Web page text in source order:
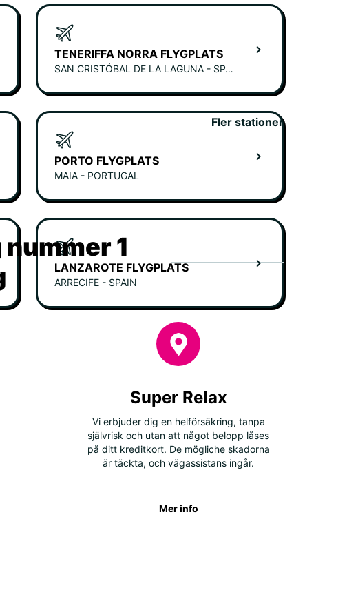
TENERIFFA NORRA FLYGPLATS
SAN CRISTÓBAL DE LA LAGUNA - SPAIN
PORTO FLYGPLATS
MAIA - PORTUGAL
LANZAROTE FLYGPLATS
ARRECIFE - SPAIN
Fler stationer
1
Super Relax
Vi erbjuder dig en helförsäkring, tanpa
självrisk och utan att något belopp låses
på ditt kreditkort. De mögliche skadorna
är täckta, och vägassistans ingår.
Mer info